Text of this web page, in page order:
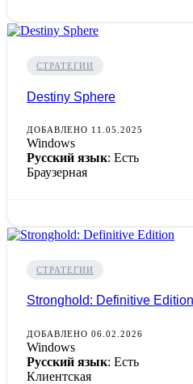
СТРАТЕГИИ
Destiny Sphere
ДОБАВЛЕНО 11.05.2025
Windows
Русский язык: Есть
Браузерная
СТРАТЕГИИ
Stronghold: Definitive Edition
ДОБАВЛЕНО 06.02.2026
Windows
Русский язык: Есть
Клиентская